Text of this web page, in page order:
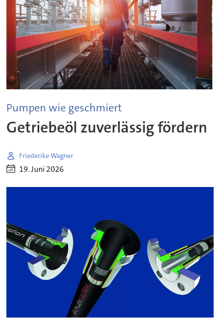
Pumpen wie geschmiert
Getriebeöl zuverlässig fördern
Friederike Wagner
19. Juni 2026